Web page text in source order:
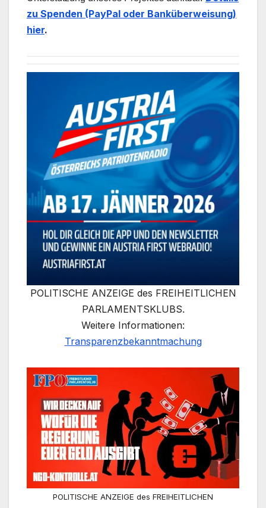
zu Spenden (PayPal oder Banküberweisung)
hier.
POLITISCHE ANZEIGE des FREIHEITLICHEN
PARLAMENTSKLUBS.
Weitere Informationen:
Transparenzbekanntmachung
POLITISCHE ANZEIGE des FREIHEITLICHEN